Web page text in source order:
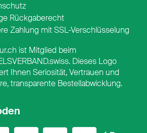
Rückgaberecht
Zahlung mit SSL-Verschlüsselung
ist Mitglied beim
Dieses Logo
Ihnen Seriosität, Vertrauen und
transparente Bestellabwicklung.